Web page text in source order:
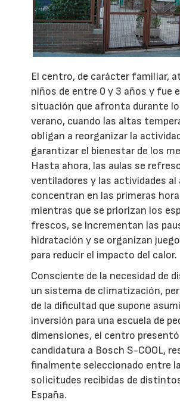
El centro, de carácter familiar,
niños de entre 0 y 3 años y fue
situación que afronta durante
verano, cuando las altas
obligan a reorganizar la
garantizar el bienestar de los
Hasta ahora, las aulas se
ventiladores y las actividades al
concentran en las primeras
mientras que se priorizan los
frescos, se incrementan las
hidratación y se organizan
para reducir el impacto del calor.
Consciente de la necesidad de
un sistema de climatización,
de la dificultad que supone
inversión para una escuela de
dimensiones, el centro
candidatura a Bosch S-COOL,
finalmente seleccionado entre
solicitudes recibidas de
España.